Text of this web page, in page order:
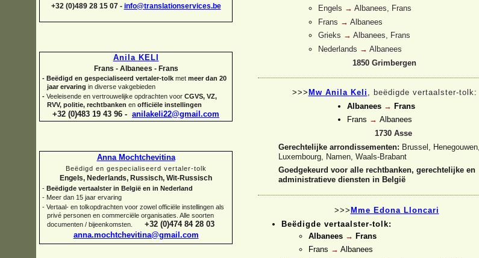
+32 (0)489 28 15 07 - info@translationservices.be
Anila KELI
Frans -Albanees -Frans
- Beëdigd en gespecialiseerd vertaler-tolk met meer dan 20
jaar ervaring in diverse vakgebieden
- Veeleisende en vertrouwelijke opdrachten voor CGVS, VZ,
RVV, politie, rechtbanken en officiële instellingen
+32 (0)483 19 43 96 - anilakeli22@gmail.com
Anna Mochtchevitina
Beëdigd en gespecialiseerd vertaler-tolk
Engels, Nederlands, Russisch, Wit-Russisch
- Beëdigde vertaalster in België en in Nederland
- Meer dan 15 jaar ervaring
- Vertaal- en tolkopdrachten voor zowel officiële instellingen als
privé personen en commerciële organisaties. Alle soorten
documenten / bijeenkomsten.
+32 (0)474 84 28 03
anna.mochtchevitina@gmail.com
Engels → Albanees, Frans
Frans → Albanees
Grieks → Albanees, Frans
Nederlands → Albanees
1850 Grimbergen
>>> Mw Anila Keli , beëdigde vertaalster-tolk:
Albanees → Frans
Frans → Albanees
1730 Asse
Gerechtelijke arrondissementen: Brussel, Henegouwen,
Luxembourg, Namen, Waals-Brabant
Goedgekeurd voor alle rechtbanken, gerechtelijke en
administratieve diensten in België
>>> Mme Edona Lloncari
Beëdigde vertaalster-tolk:
Albanees → Frans
Frans → Albanees